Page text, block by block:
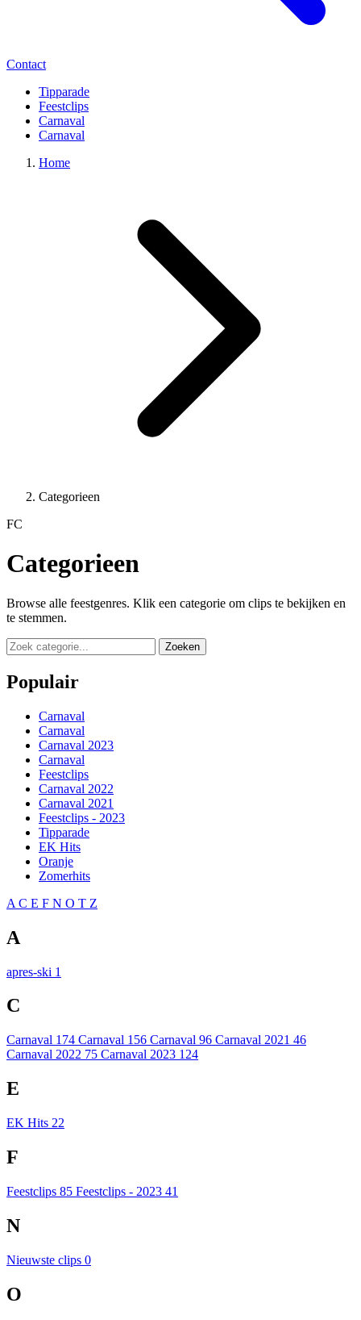
Contact
Tipparade
Feestclips
Carnaval
Carnaval
Home
Categorieen
FC
Categorieen
Browse alle feestgenres. Klik een categorie om clips te bekijken en
te stemmen.
Zoeken
Populair
Carnaval
Carnaval
Carnaval 2023
Carnaval
Feestclips
Carnaval 2022
Carnaval 2021
Feestclips - 2023
Tipparade
EK Hits
Oranje
Zomerhits
A C E F N O T Z
A
apres-ski 1
C
Carnaval 174 Carnaval 156 Carnaval 96 Carnaval 2021 46
Carnaval 2022 75 Carnaval 2023 124
E
EK Hits 22
F
Feestclips 85 Feestclips - 2023 41
N
Nieuwste clips 0
O